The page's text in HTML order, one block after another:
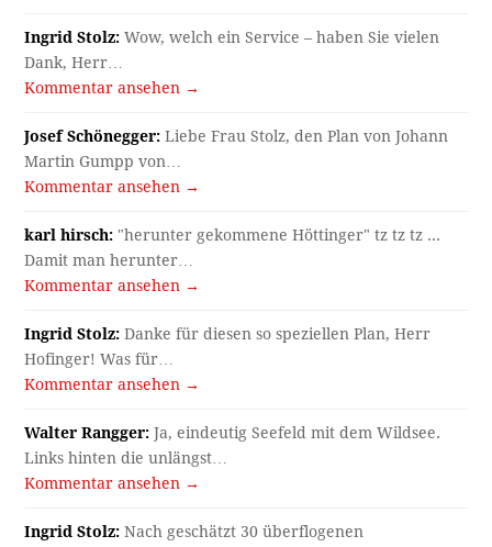
Ingrid Stolz: Wow, welch ein Service – haben Sie vielen
Dank, Herr…
Kommentar ansehen →
Josef Schönegger: Liebe Frau Stolz, den Plan von Johann
Martin Gumpp von…
Kommentar ansehen →
karl hirsch: "herunter gekommene Höttinger" tz tz tz ...
Damit man herunter…
Kommentar ansehen →
Ingrid Stolz: Danke für diesen so speziellen Plan, Herr
Hofinger! Was für…
Kommentar ansehen →
Walter Rangger: Ja, eindeutig Seefeld mit dem Wildsee.
Links hinten die unlängst…
Kommentar ansehen →
Ingrid Stolz: Nach geschätzt 30 überflogenen